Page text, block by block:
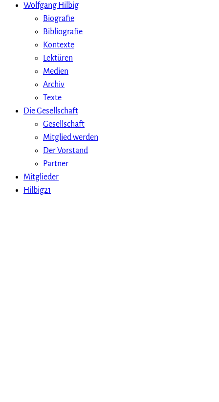
Wolfgang Hilbig
Biografie
Bibliografie
Kontexte
Lektüren
Medien
Archiv
Texte
Die Gesellschaft
Gesellschaft
Mitglied werden
Der Vorstand
Partner
Mitglieder
Hilbig21